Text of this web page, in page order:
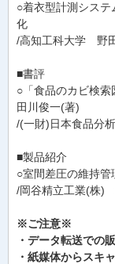
○着衣型計測シス
化
/高知工科大学 野
■書評
○「食品のカビ検
田川俊一(著)
/(一財)日本食品分
■製品紹介
○室間差圧の維持管
/岡谷精立工業(株)
※ご注意※
・データ転送での
・紙媒体からスキ